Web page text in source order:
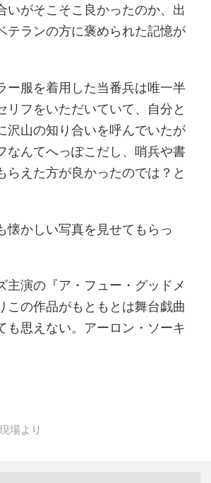
いがそこそこ良かったのか、出
テランの方に褒められた記憶が
ー服を着用した当番兵は唯一半
リフをいただいていて、自分と
沢山の知り合いを呼んでいたが
なんてへっぽこだし、哨兵や書
らえた方が良かったのでは？と
懐かしい写真を見せてもらっ
主演の『ア・フュー・グッドメ
この作品がもともとは舞台戯曲
も思えない。アーロン・ソーキ
現場より